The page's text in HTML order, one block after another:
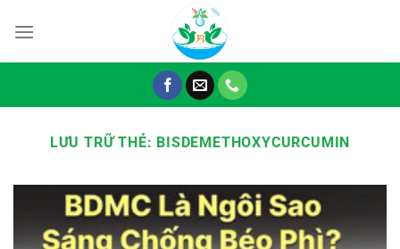
đến
LƯU TRỮ THẺ: BISDEMETHOXYCURCUMIN